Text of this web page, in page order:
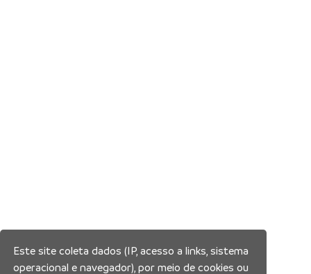
Este site coleta dados (IP, acesso a links, sistema
operacional e navegador), por meio de cookies ou